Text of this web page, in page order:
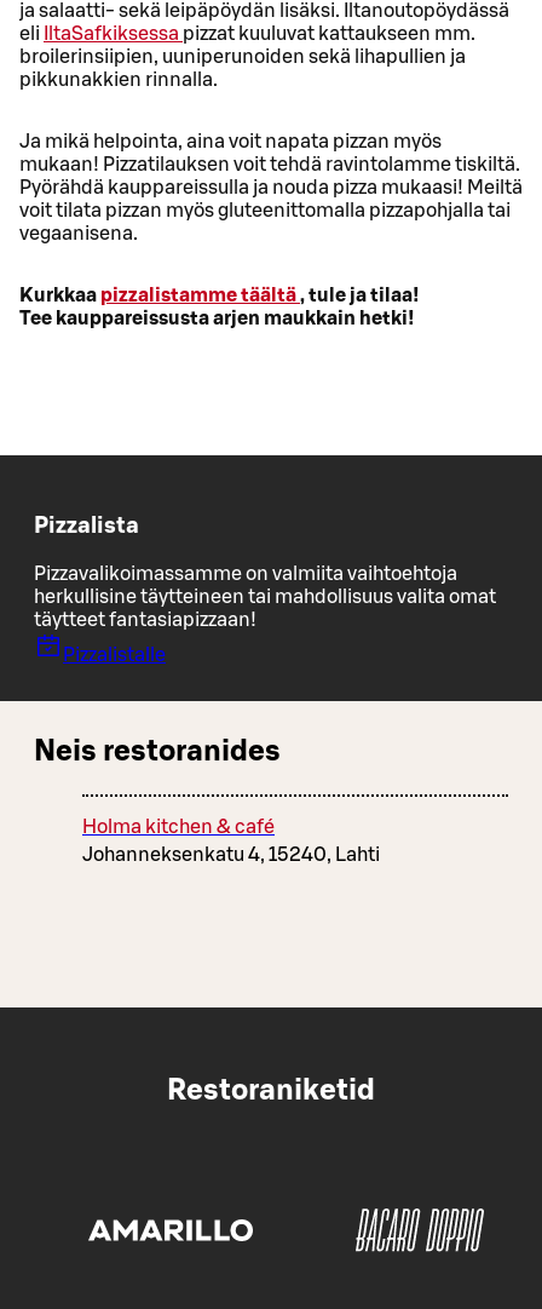
ja salaatti- sekä leipäpöydän lisäksi. Iltanoutopöydässä
eli
IltaSafkiksessa pizzat kuuluvat kattaukseen mm.
broilerinsiipien, uuniperunoiden sekä lihapullien ja
pikkunakkien rinnalla.
Ja mikä helpointa, aina voit napata pizzan myös
mukaan! Pizzatilauksen voit tehdä ravintolamme tiskiltä.
Pyörähdä kauppareissulla ja nouda pizza mukaasi! Meiltä
voit tilata pizzan myös gluteenittomalla pizzapohjalla tai
vegaanisena.
Kurkkaa pizzalistamme täältä, tule ja tilaa!
Tee kauppareissusta arjen maukkain hetki!
Pizzalista
Pizzavalikoimassamme on valmiita vaihtoehtoja
herkullisine täytteineen tai mahdollisuus valita omat
täytteet fantasiapizzaan!
Pizzalistalle
Neis restoranides
Holma kitchen & café
Johanneksenkatu 4, 15240, Lahti
Restoraniketid